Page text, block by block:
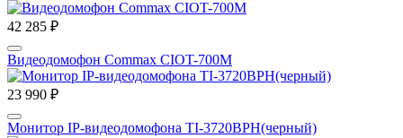
42 285 ₽
Видеодомофон Commax CIOT-700M
23 990 ₽
Монитор IP-видеодомофона TI-3720BPH(черный)